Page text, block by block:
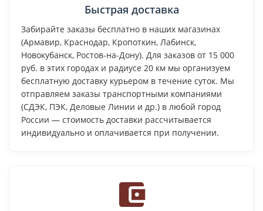
Быстрая доставка
Забирайте заказы бесплатно в наших магазинах
(Армавир, Краснодар, Кропоткин, Лабинск,
Новокубанск, Ростов-на-Дону). Для заказов от 15 000
руб. в этих городах и радиусе 20 км мы организуем
бесплатную доставку курьером в течение суток. Мы
отправляем заказы транспортными компаниями
(СДЭК, ПЭК, Деловые Линии и др.) в любой город
России — стоимость доставки рассчитывается
индивидуально и оплачивается при получении.